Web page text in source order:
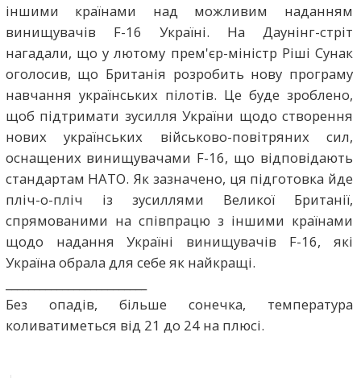
іншими країнами над можливим наданням
винищувачів F-16 Україні. На Даунінг-стріт
нагадали, що у лютому прем'єр-міністр Ріші Сунак
оголосив, що Британія розробить нову програму
навчання українських пілотів. Це буде зроблено,
щоб підтримати зусилля України щодо створення
нових українських військово-повітряних сил,
оснащених винищувачами F-16, що відповідають
стандартам НАТО. Як зазначено, ця підготовка йде
пліч-о-пліч із зусиллями Великої Британії,
спрямованими на співпрацю з іншими країнами
щодо надання Україні винищувачів F-16, які
Україна обрала для себе як найкращі.
Без опадів, більше сонечка, температура
коливатиметься від 21 до 24 на плюсі.